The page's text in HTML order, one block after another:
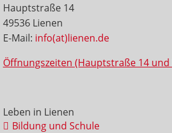
Hauptstraße 14
49536 Lienen
E-Mail: info(at)lienen.de
Öffnungszeiten (Hauptstraße 14 und
Leben in Lienen
Bildung und Schule